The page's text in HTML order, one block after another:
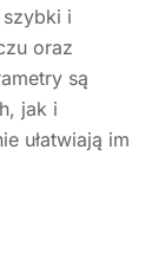
szybki i
oraz
są
jak i
ułatwiają im